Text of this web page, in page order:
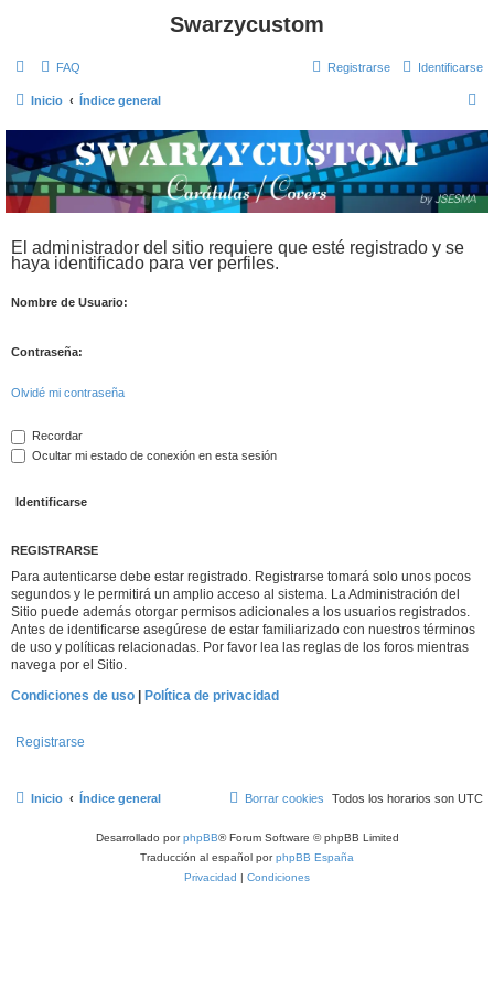
Swarzycustom
FAQ Identificarse
Registrarse
Inicio Índice general
c
El administrador del sitio requiere que esté registrado y se
haya identificado para ver perfiles.
Nombre de Usuario:
Contraseña:
Olvidé mi contraseña
Recordar
Ocultar mi estado de conexión en esta sesión
REGISTRARSE
Para autenticarse debe estar registrado. Registrarse tomará solo unos pocos
segundos y le permitirá un amplio acceso al sistema. La Administración del
Sitio puede además otorgar permisos adicionales a los usuarios registrados.
Antes de identificarse asegúrese de estar familiarizado con nuestros términos
de uso y políticas relacionadas. Por favor lea las reglas de los foros mientras
navega por el Sitio.
Condiciones de uso | Política de privacidad
Registrarse
Inicio Índice general Todos los horarios son UTC
Borrar cookies
Desarrollado porphpBB® Forum Software © phpBB Limited
Traducción al español porphpBB España
Privacidad | Condiciones